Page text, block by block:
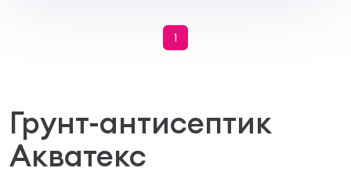
1
Грунт-антисептик
Акватекс